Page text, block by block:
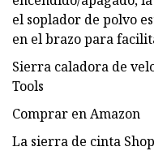
el soplador de polvo
en el brazo para
Sierra caladora de
Tools
Comprar en Amazon
La sierra de cinta